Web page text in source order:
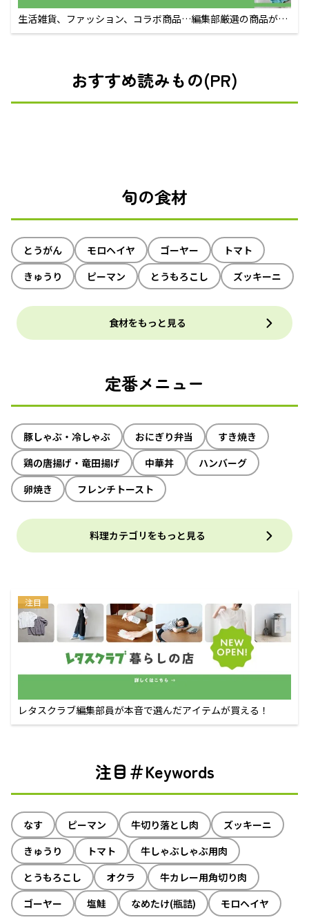
生活雑貨、ファッション、コラボ商品…編集部厳選の商品が買
えるECサイト
おすすめ読みもの(PR)
旬の食材
とうがん モロヘイヤ ゴーヤー
トマト
きゅうり
ピーマン とうもろこし ズッキーニ
食材をもっと見る
定番メニュー
豚しゃぶ・冷しゃぶ おにぎり弁当
すき焼き
鶏の唐揚げ・竜田揚げ
中華丼
ハンバーグ
卵焼き
フレンチトースト
料理カテゴリをもっと見る
注目
レタスクラブ編集部員が本音で選んだアイテムが買える！
注目＃Keywords
なす ピーマン 牛切り落とし肉
ズッキーニ
きゅうり
トマト
牛しゃぶしゃぶ用肉
とうもろこし
オクラ
牛カレー用角切り肉
ゴーヤー
塩鮭 なめたけ(瓶詰) モロヘイヤ